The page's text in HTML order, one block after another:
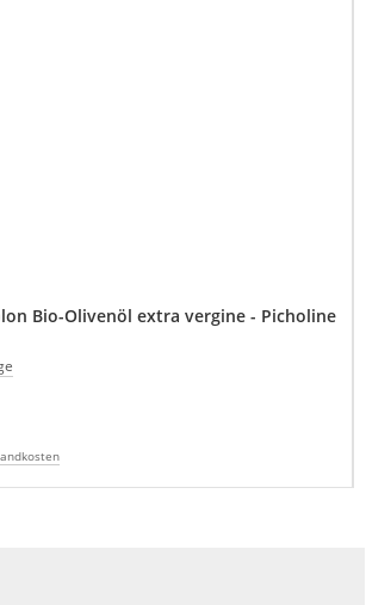
Bio-Olivenöl extra vergine - Picholine